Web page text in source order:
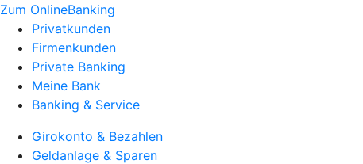
Zum OnlineBanking
Privatkunden
Firmenkunden
Private Banking
Meine Bank
Banking & Service
Girokonto & Bezahlen
Geldanlage & Sparen